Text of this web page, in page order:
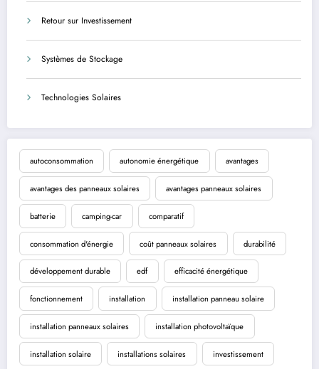
Retour sur Investissement
Systèmes de Stockage
Technologies Solaires
autoconsommation autonomie énergétique avantages
avantages des panneaux solaires avantages panneaux solaires
batterie camping-car comparatif
consommation d'énergie coût panneaux solaires durabilité
développement durable edf efficacité énergétique
fonctionnement installation installation panneau solaire
installation panneaux solaires installation photovoltaïque
installation solaire installations solaires investissement